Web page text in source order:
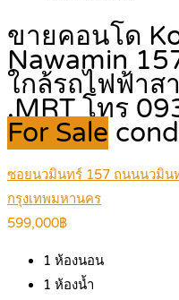
ขายคอนโด
Nawamin
ใกล้รถไฟฟ้าส
,MRT โทร
For Sale
ซอยนวมินทร์ 157 ถนนนวมิน
กรุงเทพมหานคร
599,000฿
1 ห้องนอน
1 ห้องน้ำ